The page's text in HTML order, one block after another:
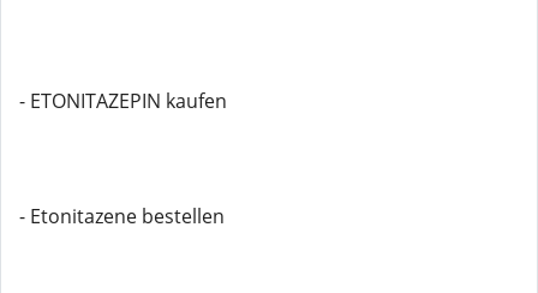
- ETONITAZEPIN kaufen
- Etonitazene bestellen